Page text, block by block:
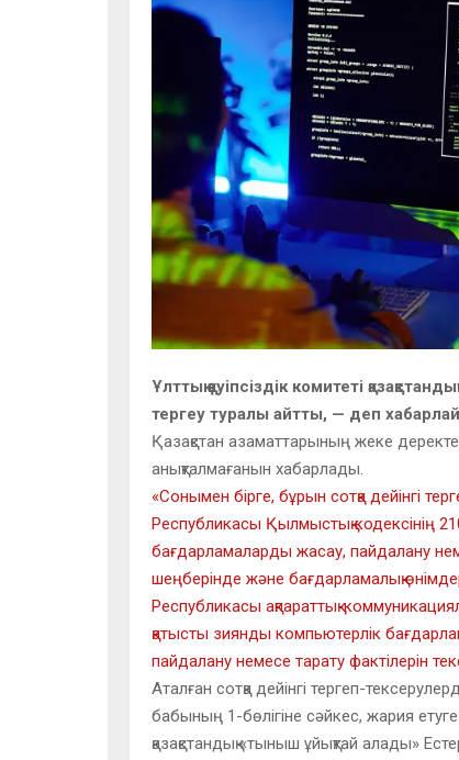
Ұлттық қауіпсіздік комитеті
тергеу туралы айтты, — деп
Қазақстан азаматтарының жеке
анықталмағанын хабарлады.
«Сонымен бірге, бұрын сотқа дейінгі
Республикасы Қылмыстық кодексінің
бағдарламаларды жасау, пайдалану
шеңберінде және бағдарламалық
Республикасы ақпараттық-
қатысты зиянды компьютерлік
пайдалану немесе тарату фактілерін
Аталған сотқа дейінгі тергеп-
бабының 1-бөлігіне сәйкес, жария
қазақстандық «тыныш ұйықтай алады»